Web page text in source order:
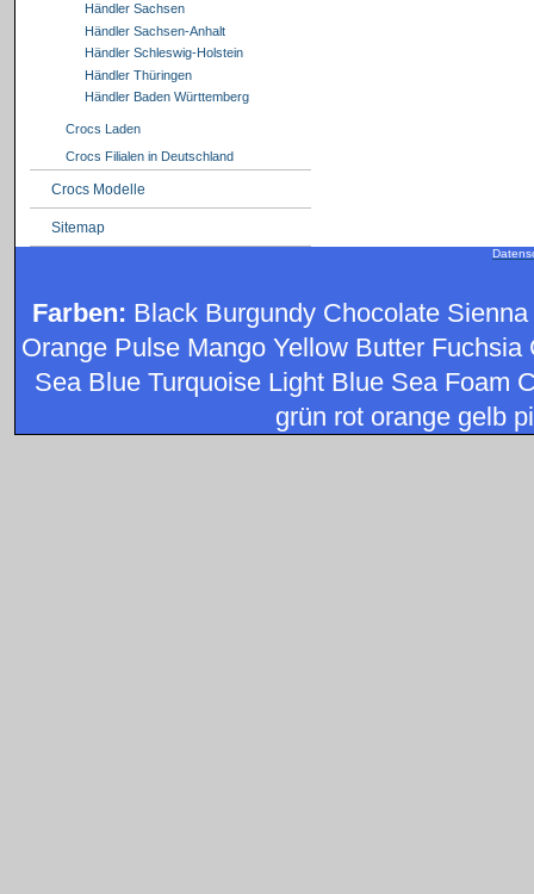
Händler Sachsen
Händler Sachsen-Anhalt
Händler Schleswig-Holstein
Händler Thüringen
Händler Baden Württemberg
Crocs Laden
Crocs Filialen in Deutschland
Crocs Modelle
Sitemap
Farben: Black Burgundy Chocolate
Orange Pulse Mango Yellow Butter
Sea Blue Turquoise Light Blue Sea Foam
grün rot orange gelb